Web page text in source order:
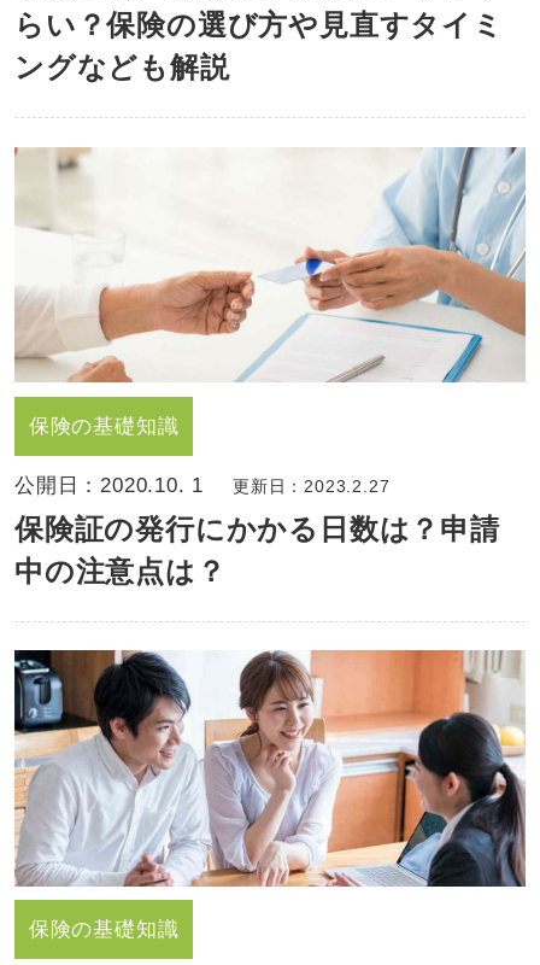
らい？保険の選び方や見直すタイミ
ングなども解説
保険の基礎知識
公開日： 2020.10. 1 更新日：2023.2.27
保険証の発行にかかる日数は？申請
中の注意点は？
保険の基礎知識